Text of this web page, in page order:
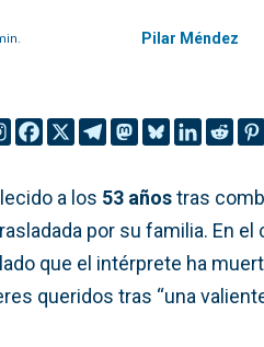
Pilar Méndez
a los 53 añostras
por su familia. En el
que el intérprete ha
queridos tras “una